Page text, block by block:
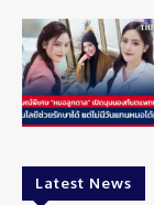
Latest News